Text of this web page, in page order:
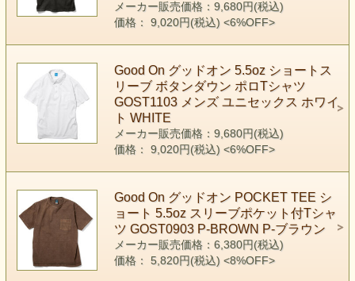
メーカー販売価格：9,680円(税込)
価格： 9,020円(税込) <6%OFF>
Good On グッドオン 5.5oz ショートス
リーブ ボタンダウン ポロTシャツ
GOST1103 メンズ ユニセックス ホワイ
ト WHITE
メーカー販売価格：9,680円(税込)
価格： 9,020円(税込) <6%OFF>
Good On グッドオン POCKET TEE シ
ョート 5.5oz スリーブポケット付Tシャ
ツ GOST0903 P-BROWN P-ブラウン
メーカー販売価格：6,380円(税込)
価格： 5,820円(税込) <8%OFF>